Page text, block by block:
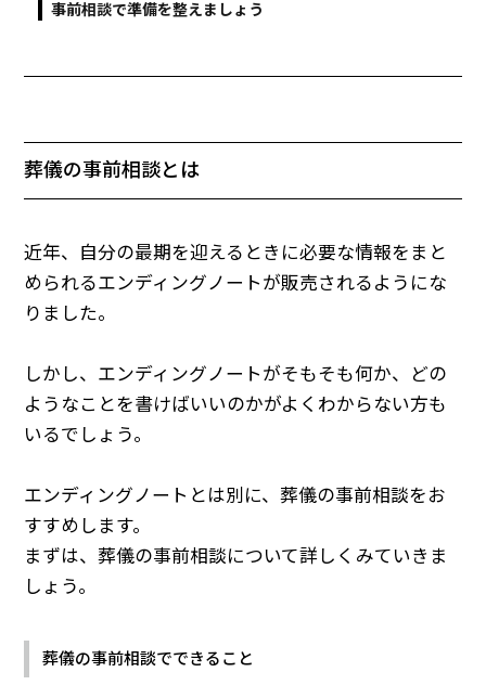
事前相談で準備を整えましょう
葬儀の事前相談とは
近年、自分の最期を迎えるときに必要な情報をまと
められるエンディングノートが販売されるようにな
りました。
しかし、エンディングノートがそもそも何か、どの
ようなことを書けばいいのかがよくわからない方も
いるでしょう。
エンディングノートとは別に、葬儀の事前相談をお
すすめします。
まずは、葬儀の事前相談について詳しくみていきま
しょう。
葬儀の事前相談でできること